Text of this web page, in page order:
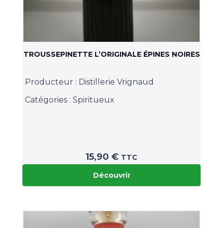
TROUSSEPINETTE L’ORIGINALE ÉPINES NOIRES
Producteur : Distillerie Vrignaud
Catégories : Spiritueux
15,90 € TTC
Découvrir